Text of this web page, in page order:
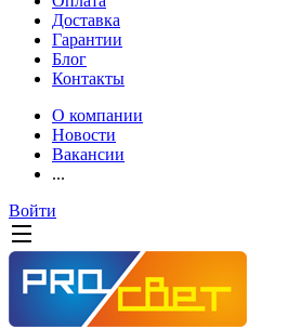
Доставка
Гарантии
Блог
Контакты
О компании
Новости
Вакансии
...
Войти